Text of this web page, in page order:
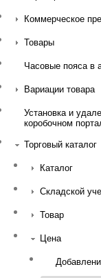
Коммерческое
Товары
Часовые пояса в
Вариации товара
Установка и
коробочном
Торговый каталог
Каталог
Складской
Товар
Цена